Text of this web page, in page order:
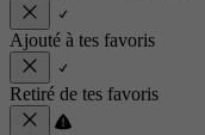
Ajouté à tes favoris
Retiré de tes favoris